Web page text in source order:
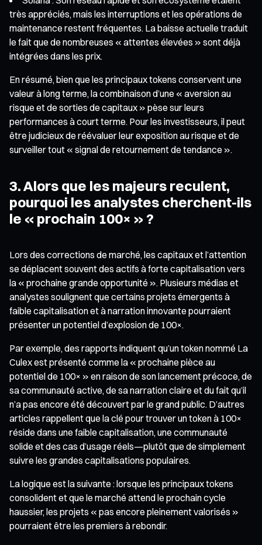
très appréciés, mais les interruptions et les opérations de
maintenance restent fréquentes. La baisse actuelle traduit
le fait que de nombreuses « attentes élevées » sont déjà
intégrées dans les prix.
En résumé, bien que les principaux tokens conservent une
valeur à long terme, la combinaison d’une « aversion au
risque et de sorties de capitaux » pèse sur leurs
performances à court terme. Pour les investisseurs, il peut
être judicieux de réévaluer leur exposition au risque et de
surveiller tout « signal de retournement de tendance ».
3. Alors que les majeurs reculent,
pourquoi les analystes cherchent-ils
le « prochain 100× » ?
Lors des corrections de marché, les capitaux et l’attention
se déplacent souvent des actifs à forte capitalisation vers
la « prochaine grande opportunité ». Plusieurs médias et
analystes soulignent que certains projets émergents à
faible capitalisation et à narration innovante pourraient
présenter un potentiel d’explosion de 100×.
Par exemple, des rapports indiquent qu’un token nommé La
Culex est présenté comme la « prochaine pièce au
potentiel de 100× » en raison de son lancement précoce, de
sa communauté active, de sa narration claire et du fait qu’il
n’a pas encore été découvert par le grand public. D’autres
articles rappellent que la clé pour trouver un token à 100×
réside dans une faible capitalisation, une communauté
solide et des cas d’usage réels—plutôt que de simplement
suivre les grandes capitalisations populaires.
La logique est la suivante : lorsque les principaux tokens
consolident et que le marché attend le prochain cycle
haussier, les projets « pas encore pleinement valorisés »
pourraient être les premiers à rebondir.